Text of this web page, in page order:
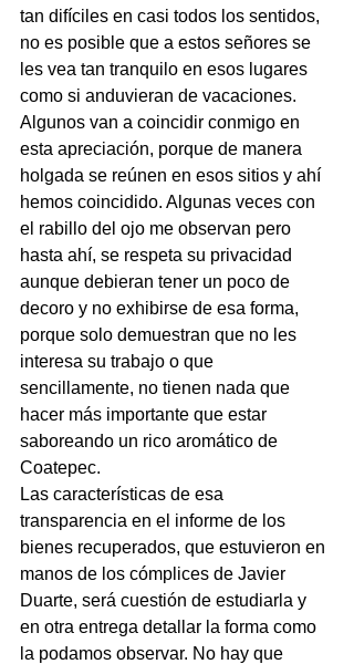
tan difíciles en casi todos los sentidos,
no es posible que a estos señores se
les vea tan tranquilo en esos lugares
como si anduvieran de vacaciones.
Algunos van a coincidir conmigo en
esta apreciación, porque de manera
holgada se reúnen en esos sitios y ahí
hemos coincidido. Algunas veces con
el rabillo del ojo me observan pero
hasta ahí, se respeta su privacidad
aunque debieran tener un poco de
decoro y no exhibirse de esa forma,
porque solo demuestran que no les
interesa su trabajo o que
sencillamente, no tienen nada que
hacer más importante que estar
saboreando un rico aromático de
Coatepec.
Las características de esa
transparencia en el informe de los
bienes recuperados, que estuvieron en
manos de los cómplices de Javier
Duarte, será cuestión de estudiarla y
en otra entrega detallar la forma como
la podamos observar. No hay que